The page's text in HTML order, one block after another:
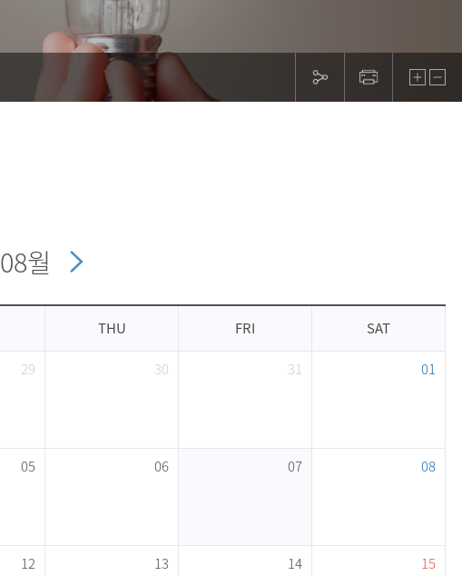
08월
THU FRI SAT
29 30 31 01
05 06 07 08
12 13 14 15